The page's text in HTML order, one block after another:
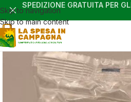
Skip to navigation
Skip to main content
SPEDIZIONE GRATUITA PER